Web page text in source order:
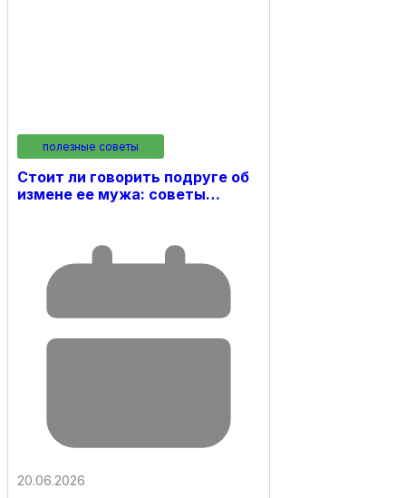
полезные советы
Стоит ли говорить подруге об
измене ее мужа: советы…
20.06.2026